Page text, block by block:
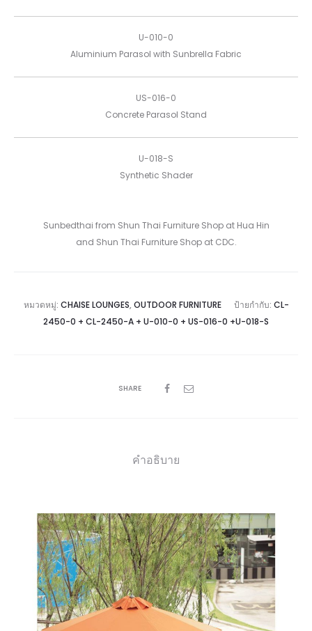
U-010-0
Aluminium Parasol with Sunbrella Fabric
US-016-0
Concrete Parasol Stand
U-018-S
Synthetic Shader
Sunbedthai from Shun Thai Furniture Shop at Hua Hin
and Shun Thai Furniture Shop at CDC.
หมวดหมู่: CHAISE LOUNGES, OUTDOOR FURNITURE ป้ายกำกับ: CL-
2450-0 + CL-2450-A + U-010-0 + US-016-0 +U-018-S
SHARE
คำอธิบาย